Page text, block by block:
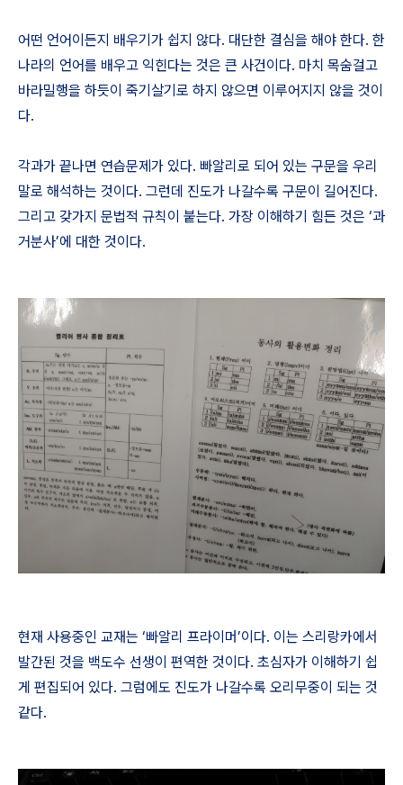
어떤 언어이든지 배우기가 쉽지 않다. 대단한 결심을 해야 한다. 한
나라의 언어를 배우고 익힌다는 것은 큰 사건이다. 마치 목숨걸고
바라밀행을 하듯이 죽기살기로 하지 않으면 이루어지지 않을 것이
다.
각과가 끝나면 연습문제가 있다. 빠알리로 되어 있는 구문을 우리
말로 해석하는 것이다. 그런데 진도가 나갈수록 구문이 길어진다.
그리고 갖가지 문법적 규칙이 붙는다. 가장 이해하기 힘든 것은 ‘과
거분사’에 대한 것이다.
현재 사용중인 교재는 ‘빠알리 프라이머’이다. 이는 스리랑카에서
발간된 것을 백도수 선생이 편역한 것이다. 초심자가 이해하기 쉽
게 편집되어 있다. 그럼에도 진도가 나갈수록 오리무중이 되는 것
같다.